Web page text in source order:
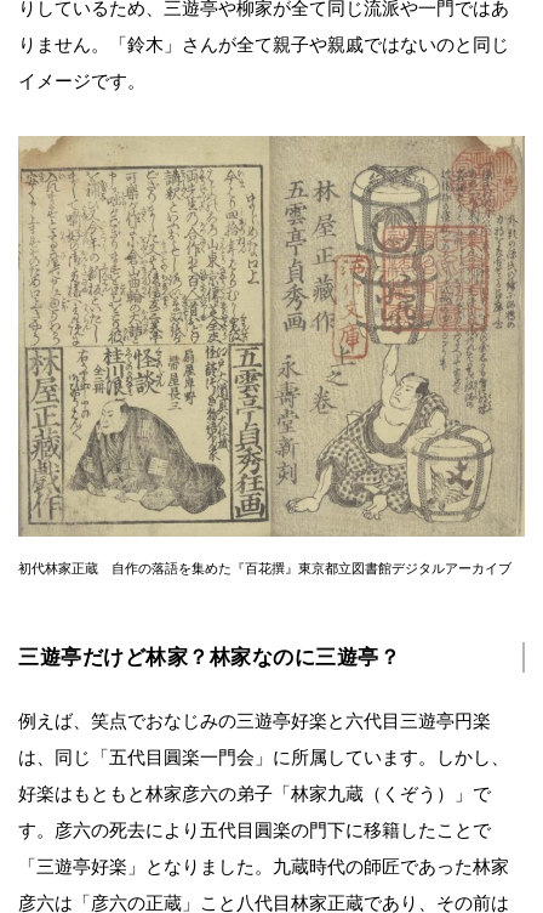
りしているため、三遊亭や柳家が全て同じ流派や一門ではあ
りません。「鈴木」さんが全て親子や親戚ではないのと同じ
イメージです。
初代林家正蔵 自作の落語を集めた『百花撰』東京都立図書館デジタルアーカイブ
三遊亭だけど林家？林家なのに三遊亭？
例えば、笑点でおなじみの三遊亭好楽と六代目三遊亭円楽
は、同じ「五代目圓楽一門会」に所属しています。しかし、
好楽はもともと林家彦六の弟子「林家九蔵（くぞう）」で
す。彦六の死去により五代目圓楽の門下に移籍したことで
「三遊亭好楽」となりました。九蔵時代の師匠であった林家
彦六は「彦六の正蔵」こと八代目林家正蔵であり、その前は